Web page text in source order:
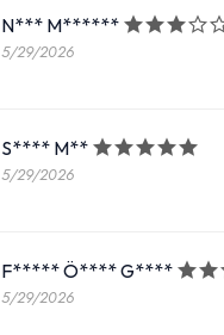
N*** M******
5/29/2026
S**** M**
5/29/2026
F***** Ö**** G****
5/29/2026